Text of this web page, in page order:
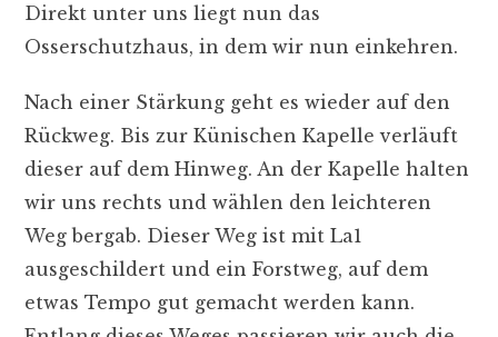
Direkt unter uns liegt nun das
Osserschutzhaus, in dem wir nun einkehren.
Nach einer Stärkung geht es wieder auf den
Rückweg. Bis zur Künischen Kapelle verläuft
dieser auf dem Hinweg. An der Kapelle halten
wir uns rechts und wählen den leichteren
Weg bergab. Dieser Weg ist mit La1
ausgeschildert und ein Forstweg, auf dem
etwas Tempo gut gemacht werden kann.